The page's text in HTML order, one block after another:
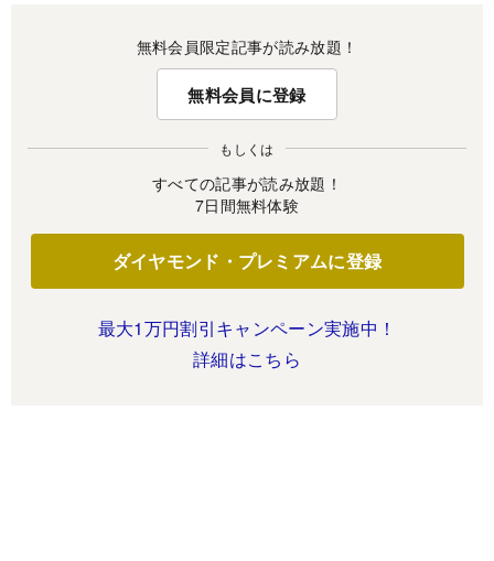
無料会員限定記事が読み放題！
無料会員に登録
もしくは
すべての記事が読み放題！
7日間無料体験
ダイヤモンド・プレミアムに登録
最大1万円割引キャンペーン実施中！
詳細はこちら